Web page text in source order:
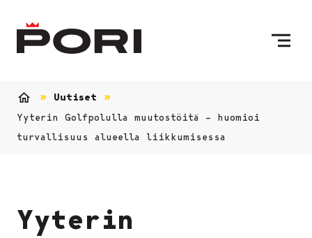
Uutiset
Yyterin Golfpolulla muutostöitä – huomioi
turvallisuus alueella liikkumisessa
Yyterin